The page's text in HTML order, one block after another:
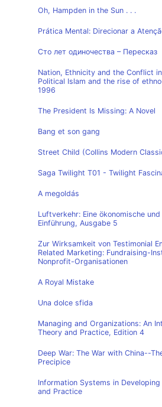
Oh, Hampden in the Sun . . .
Prática Mental: Direcionar a
Сто лет одиночества – Пересказ
Nation, Ethnicity and the Conflict
Political Islam and the rise of
1996
The President Is Missing: A Novel
Bang et son gang
Street Child (Collins Modern
Saga Twilight T01 - Twilight
A megoldás
Luftverkehr: Eine ökonomische
Einführung, Ausgabe 5
Zur Wirksamkeit von Testimonial
Related Marketing: Fundraising-
Nonprofit-Organisationen
A Royal Mistake
Una dolce sfida
Managing and Organizations: An
Theory and Practice, Edition 4
Deep War: The War with China--
Precipice
Information Systems in
and Practice